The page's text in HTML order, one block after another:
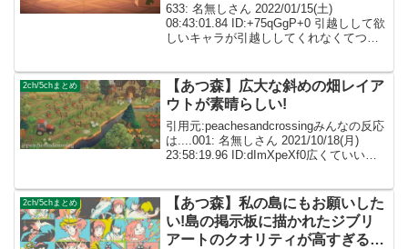
633: 名無しさん 2022/01/15(土)
08:43:01.84 ID:+75qGgP+0 引越しして欲
しいキャラが引越ししてくれなくてつれ
2ch/5chまとめ
【あつ森】広大な斜めの畑レイア
ウトが素晴らしい!
引用元:peachesandcrossingみんなの反応
は....001: 名無しさん 2021/10/18(月)
23:58:19.96 ID:dImXpeXf0広くていいな
2ch/5chまとめ
【あつ森】私の島にもお願いした
い!島の掲示板に描かれたジブリ
アートのクオリティが高すぎるｗ